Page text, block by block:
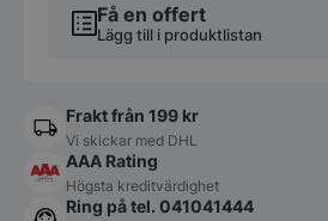
Få en offert
Lägg till i produktlistan
Frakt från 199 kr
Vi skickar med DHL
AAA Rating
Högsta kreditvärdighet
Ring på tel. 041041444